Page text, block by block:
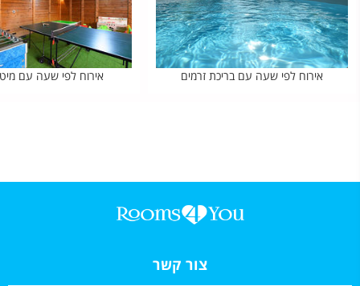
אירוח לפי שעה עם בריכת זרמים אירוח לפי שעה עם
צור קשר